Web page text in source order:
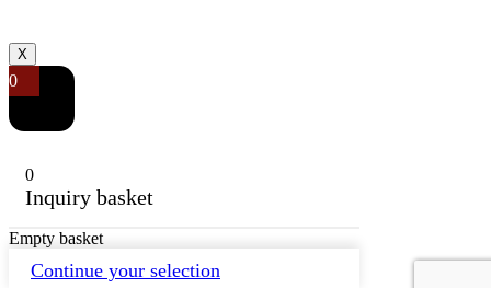
X
0
0
Inquiry basket
Empty basket
Continue your selection